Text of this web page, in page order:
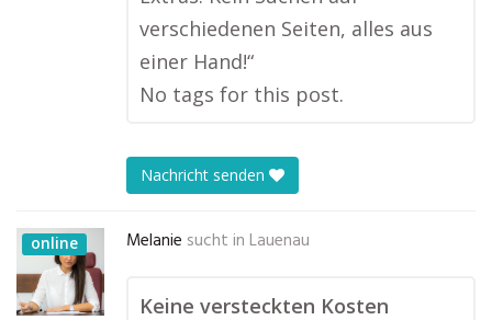
verschiedenen Seiten, alles aus
einer Hand!“
No tags for this post.
Nachricht senden
online Melanie sucht in Lauenau
Keine versteckten Kosten